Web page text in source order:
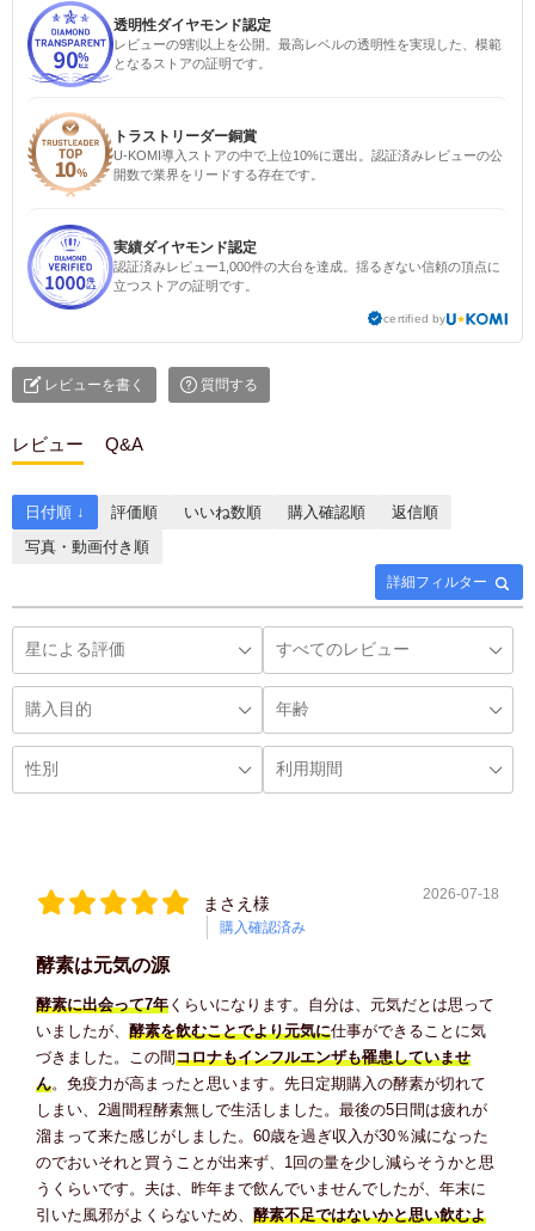
透明性ダイヤモンド認定
レビューの9割以上を公開。最高レベルの透明性を実現した、模範
となるストアの証明です。
トラストリーダー銅賞
U-KOMI導入ストアの中で上位10%に選出。認証済みレビューの公
開数で業界をリードする存在です。
実績ダイヤモンド認定
認証済みレビュー1,000件の大台を達成。揺るぎない信頼の頂点に
立つストアの証明です。
certified by
レビューを書く 質問する
レビュー Q&A
詳細フィルター
日付順 ↓ 評価順 いいね数順 購入確認順
返信順
写真・動画付き順
まさえ様
購入確認済み
2026-07-18
酵素は元気の源
酵素に出会って7年 くらいになります。自分は、元気だとは思って
いましたが、 酵素を飲むことでより元気に仕事ができることに気
づきました。この間コロナもインフルエンザも罹患していませ
ん。免疫力が高まったと思います。先日定期購入の酵素が切れて
しまい、2週間程酵素無しで生活しました。最後の5日間は疲れが
溜まって来た感じがしました。60歳を過ぎ収入が30％減になった
のでおいそれと買うことが出来ず、1回の量を少し減らそうかと思
うくらいです。夫は、昨年まで飲んでいませんでしたが、年末に
引いた風邪がよくらないため、 酵素不足ではないかと思い飲むよ